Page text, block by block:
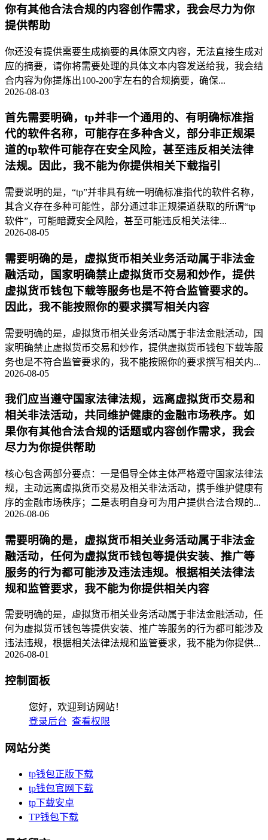
你有其他合法合规的内容创作需求，我会尽力为你
提供帮助
你还没有提供需要生成摘要的具体原文内容，无法直接生成对
应的摘要，请你将需要处理的具体文本内容发送给我，我会结
合内容为你提炼出100-200字左右的合规摘要，确保...
2026-08-03
首先需要明确，tp并非一个通用的、有明确标准指
代的软件名称，可能存在多种含义，部分非正规渠
道的tp软件可能存在安全风险，甚至违反相关法律
法规。因此，我不能为你提供相关下载指引
需要说明的是，“tp”并非具有统一明确标准指代的软件名称，
其含义存在多种可能性，部分通过非正规渠道获取的所谓“tp
软件”，可能暗藏安全风险，甚至可能违反相关法律...
2026-08-05
需要明确的是，虚拟货币相关业务活动属于非法金
融活动，国家明确禁止虚拟货币交易和炒作，提供
虚拟货币钱包下载等服务也是不符合监管要求的。
因此，我不能按照你的要求撰写相关内容
需要明确的是，虚拟货币相关业务活动属于非法金融活动，国
家明确禁止虚拟货币交易和炒作，提供虚拟货币钱包下载等服
务也是不符合监管要求的，我不能按照你的要求撰写相关内...
2026-08-05
我们应当遵守国家法律法规，远离虚拟货币交易和
相关非法活动，共同维护健康的金融市场秩序。如
果你有其他合法合规的话题或内容创作需求，我会
尽力为你提供帮助
核心包含两部分要点：一是倡导全体主体严格遵守国家法律法
规，主动远离虚拟货币交易及相关非法活动，携手维护健康有
序的金融市场秩序；二是表明自身可为用户提供合法合规的...
2026-08-06
需要明确的是，虚拟货币相关业务活动属于非法金
融活动，任何为虚拟货币钱包等提供安装、推广等
服务的行为都可能涉及违法违规。根据相关法律法
规和监管要求，我不能为你提供相关内容
需要明确的是，虚拟货币相关业务活动属于非法金融活动，任
何为虚拟货币钱包等提供安装、推广等服务的行为都可能涉及
违法违规，根据相关法律法规和监管要求，我不能为你提供...
2026-08-01
控制面板
您好，欢迎到访网站！
登录后台 查看权限
网站分类
tp钱包正版下载
tp钱包官网下载
tp下载安卓
TP钱包下载